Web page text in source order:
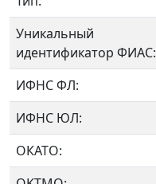
Уникальный
идентификатор ФИАС:
ИФНС ФЛ:
ИФНС ЮЛ:
ОКАТО: